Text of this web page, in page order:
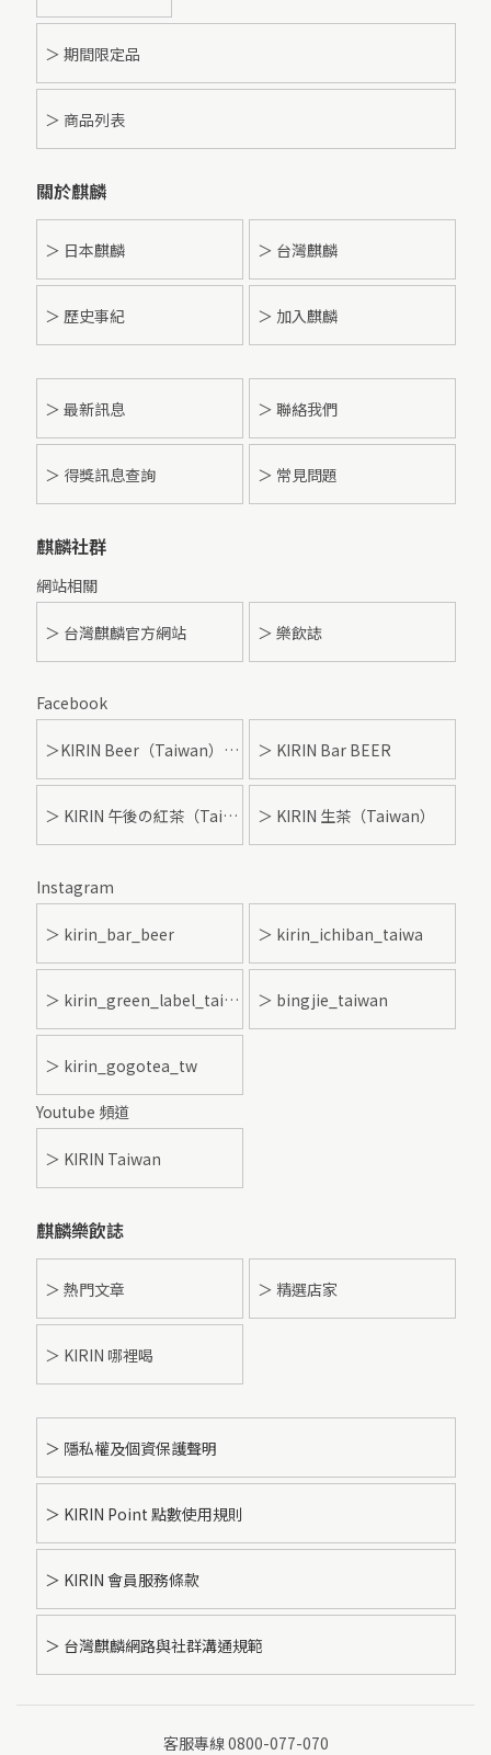
＞ 期間限定品
＞ 商品列表
關於麒麟
＞ 日本麒麟 ＞ 台灣麒麟
＞ 歷史事紀 ＞ 加入麒麟
＞ 最新訊息 ＞ 聯絡我們
＞ 得獎訊息查詢 ＞ 常見問題
麒麟社群
網站相關
＞ 台灣麒麟官方網站 ＞ 樂飲誌
Facebook
＞KIRIN Beer（Taiwan）- 麒麟啤酒 ＞ KIRIN Bar BEER
＞ KIRIN 午後の紅茶（Taiwan） ＞ KIRIN 生茶（Taiwan）
Instagram
＞ kirin_bar_beer ＞ kirin_ichiban_taiwa
＞ kirin_green_label_taiwan ＞ bingjie_taiwan
＞ kirin_gogotea_tw
Youtube 頻道
＞ KIRIN Taiwan
麒麟樂飲誌
＞ 熱門文章 ＞ 精選店家
＞ KIRIN 哪裡喝
＞ 隱私權及個資保護聲明
＞ KIRIN Point 點數使用規則
＞ KIRIN 會員服務條款
＞ 台灣麒麟網路與社群溝通規範
客服專線 0800-077-070